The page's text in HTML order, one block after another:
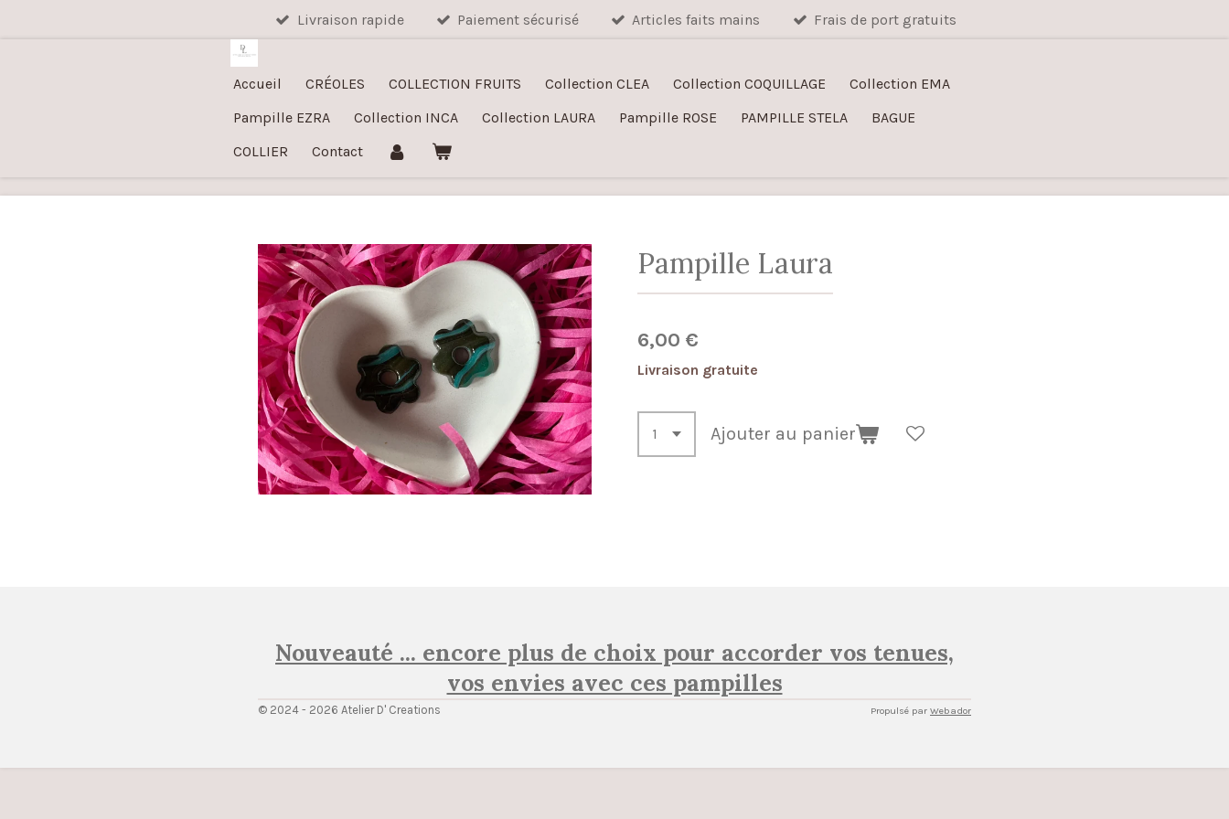
Livraison rapide Paiement sécurisé Articles faits mains Frais de port gratuits
Accueil CRÉOLES COLLECTION FRUITS Collection CLEA Collection COQUILLAGE
Collection EMA
Pampille EZRA
Collection INCA Collection LAURA Pampille ROSE PAMPILLE STELA
BAGUE
COLLIER
Contact
Pampille Laura
6,00 €
Livraison gratuite
Ajouter au panier
Nouveauté ... encore plus de choix pour accorder vos tenues,
vos envies avec ces pampilles
© 2024 - 2026 Atelier D' Creations Propulsé par Webador